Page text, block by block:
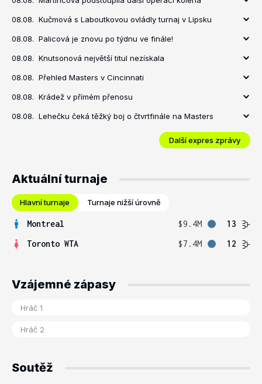
08.08. Kučmová s Laboutkovou ovládly turnaj v Lipsku
08.08. Palicová je znovu po týdnu ve finále!
08.08. Knutsonová největší titul nezískala
08.08. Přehled Masters v Cincinnati
08.08. Krádež v přímém přenosu
08.08. Lehečku čeká těžký boj o čtvrtfinále na Masters
Další expres zprávy
Aktuální turnaje
Hlavní turnaje Turnaje nižší úrovně
Montreal $9.4M
13
Toronto WTA
$7.4M 12
Vzájemné zápasy
Soutěž